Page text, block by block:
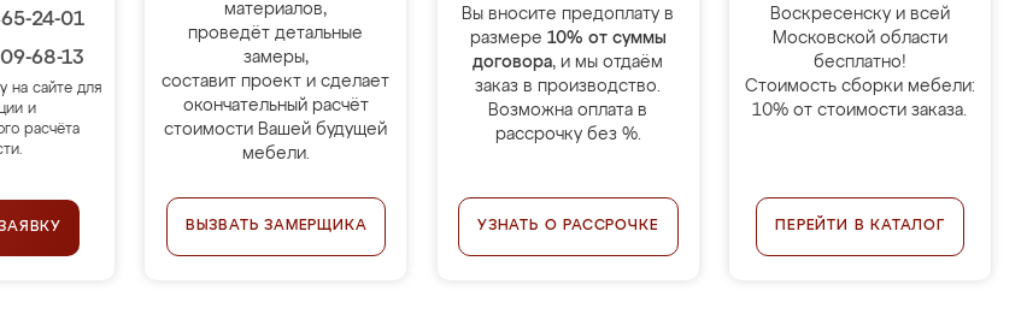
24-01
68-13
на сайте для
и
расчёта
материалов,
проведёт детальные
замеры,
составит проект и сделает
окончательный расчёт
стоимости Вашей будущей
мебели.
ВЫЗВАТЬ ЗАМЕРЩИКА
Вы вносите предоплату в
размере 10% от суммы
договора, и мы отдаём
заказ в производство.
Возможна оплата в
рассрочку без %.
УЗНАТЬ О РАССРОЧКЕ
Воскресенску и всей
Московской области
бесплатно!
Стоимость сборки мебели:
10% от стоимости заказа.
ПЕРЕЙТИ В КАТАЛОГ